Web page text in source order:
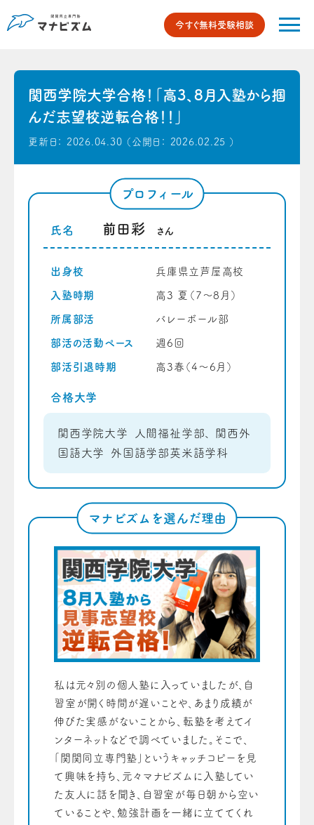
今すぐ無料受験相談
関西学院大学合格！「高3、8月入塾から掴
んだ志望校逆転合格！！」
更新日： 2026.04.30 （公開日： 2026.02.25 ）
プロフィール
氏名 前田彩 さん
出身校 兵庫県立芦屋高校
入塾時期 高3 夏（7〜8月）
所属部活 バレーボール部
部活の活動ペース 週6回
部活引退時期 高3春（4〜6月）
合格大学
関西学院大学 人間福祉学部、 関西外
国語大学 外国語学部英米語学科
マナビズムを選んだ理由
私は元々別の個人塾に入っていましたが、自
習室が開く時間が遅いことや、あまり成績が
伸びた実感がないことから、転塾を考えてイ
ンターネットなどで調べていました。そこで、
｢関関同立専門塾｣というキャッチコピーを見
て興味を持ち、元々マナビズムに入塾してい
た友人に話を聞き、自習室が毎日朝から空い
ていることや、勉強計画を一緒に立ててくれ